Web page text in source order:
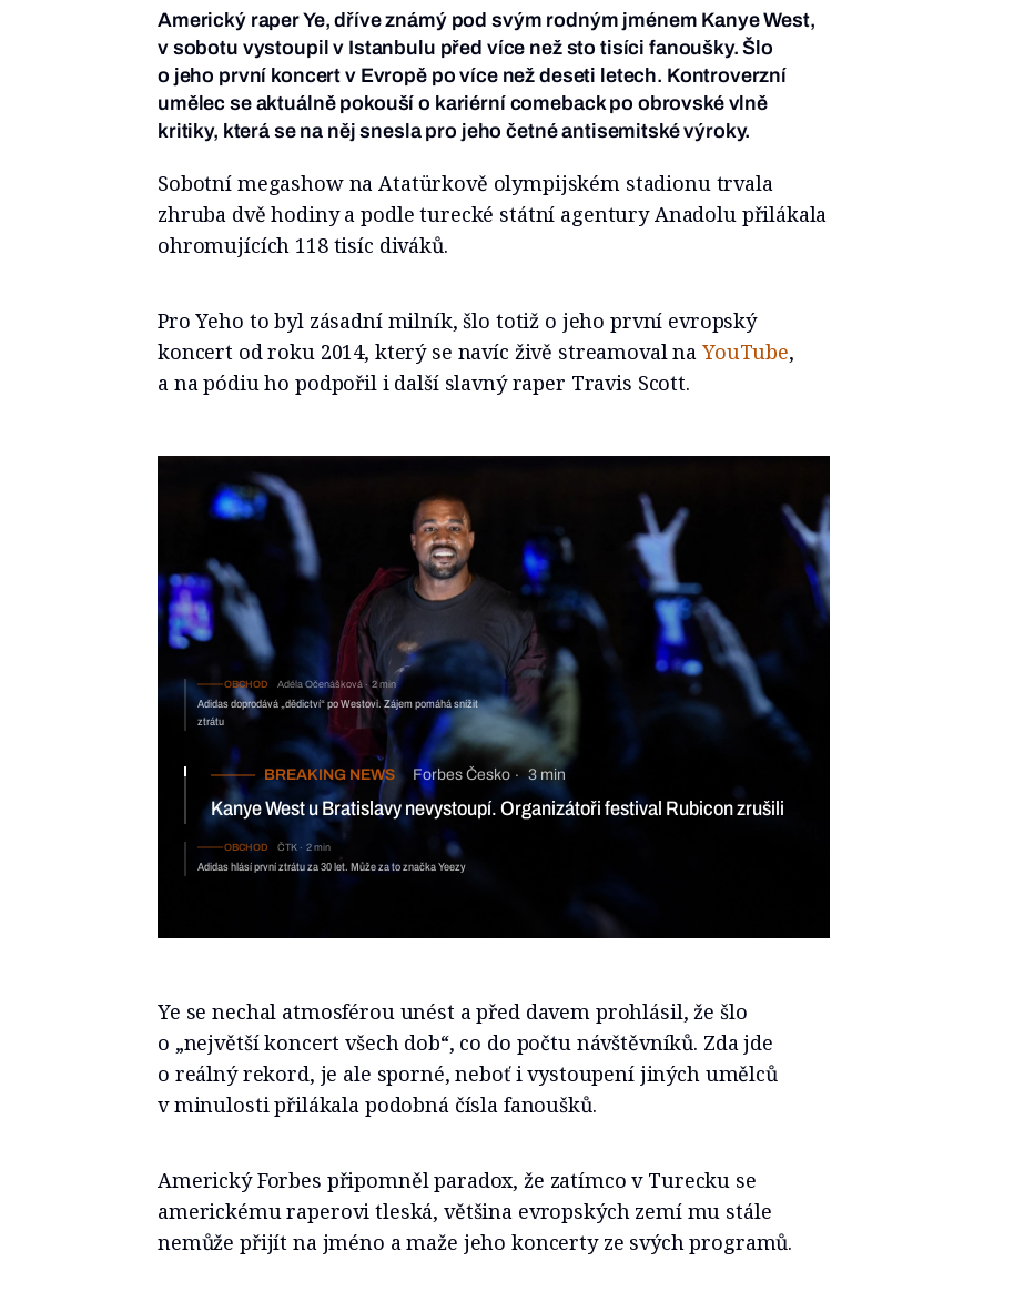
Americký raper Ye, dříve známý pod svým rodným jménem Kanye West,
v sobotu vystoupil v Istanbulu před více než sto tisíci fanoušky. Šlo
o jeho první koncert v Evropě po více než deseti letech. Kontroverzní
umělec se aktuálně pokouší o kariérní comeback po obrovské vlně
kritiky, která se na něj snesla pro jeho četné antisemitské výroky.
Sobotní megashow na Atatürkově olympijském stadionu trvala
zhruba dvě hodiny a podle turecké státní agentury Anadolu přilákala
ohromujících 118 tisíc diváků.
Pro Yeho to byl zásadní milník, šlo totiž o jeho první evropský
koncert od roku 2014, který se navíc živě streamoval na YouTube,
a na pódiu ho podpořil i další slavný raper Travis Scott.
OBCHOD Adéla Očenášková 2 min
Adidas doprodává „dědictví“ po Westovi. Zájem pomáhá snížit
ztrátu
BREAKING NEWS Forbes Česko 3 min
Kanye West u Bratislavy nevystoupí. Organizátoři festival Rubicon zrušili
OBCHOD ČTK 2 min
Adidas hlásí první ztrátu za 30 let. Může za to značka Yeezy
Ye se nechal atmosférou unést a před davem prohlásil, že šlo
o „největší koncert všech dob“, co do počtu návštěvníků. Zda jde
o reálný rekord, je ale sporné, neboť i vystoupení jiných umělců
v minulosti přilákala podobná čísla fanoušků.
Americký Forbes připomněl paradox, že zatímco v Turecku se
americkému raperovi tleská, většina evropských zemí mu stále
nemůže přijít na jméno a maže jeho koncerty ze svých programů.